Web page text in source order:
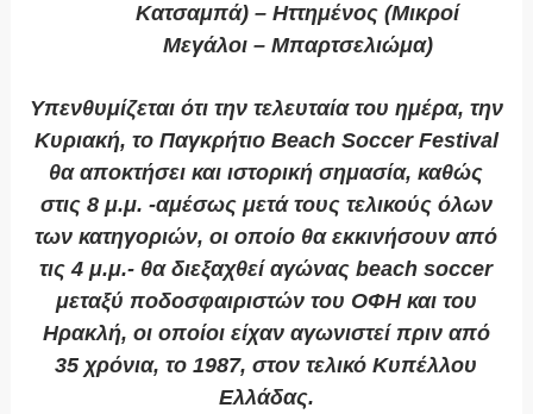
Κατσαμπά) – Ηττημένος (Μικροί
Μεγάλοι – Μπαρτσελιώμα)
Υπενθυμίζεται ότι την τελευταία του ημέρα, την
Κυριακή, το Παγκρήτιο Beach Soccer Festival
θα αποκτήσει και ιστορική σημασία, καθώς
στις 8 μ.μ. -αμέσως μετά τους τελικούς όλων
των κατηγοριών, οι οποίο θα εκκινήσουν από
τις 4 μ.μ.- θα διεξαχθεί αγώναςbeach soccer
μεταξύ ποδοσφαιριστών του ΟΦΗ και του
Ηρακλή, οι οποίοι είχαν αγωνιστεί πριν από
35 χρόνια, το 1987, στον τελικό Κυπέλλου
Ελλάδας.